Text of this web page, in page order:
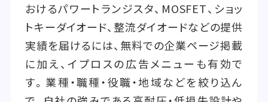
おけるパワートランジスタ、MOSFET、ショッ
トキーダイオード、整流ダイオードなどの提供
実績を届けるには、無料での企業ページ掲載
に加え、イプロスの広告メニューも有効で
す。業種・職種・役職・地域などを絞り込ん